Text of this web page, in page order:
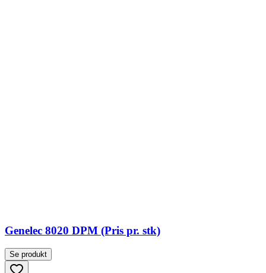
Genelec 8020 DPM (Pris pr. stk)
Se produkt